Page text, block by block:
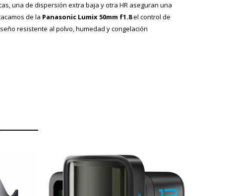
una de dispersión extra baja y otra HR aseguran una
de la Panasonic Lumix 50mm f1.8el control de
resistente al polvo, humedad y congelación